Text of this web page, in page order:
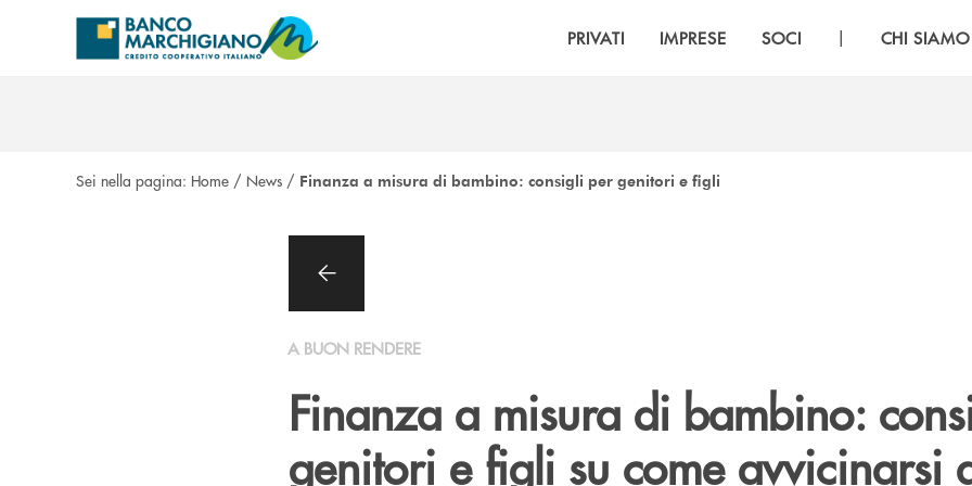
Salta al contenuto principale
PRIVATI IMPRESE SOCI | CHI SIAMO
Sei nella pagina: Home / News / Finanza a misura di bambino: consigli per genitori e figli
A BUON RENDERE
Finanza a misura di bambino:
genitori e figli su come avvicinarsi